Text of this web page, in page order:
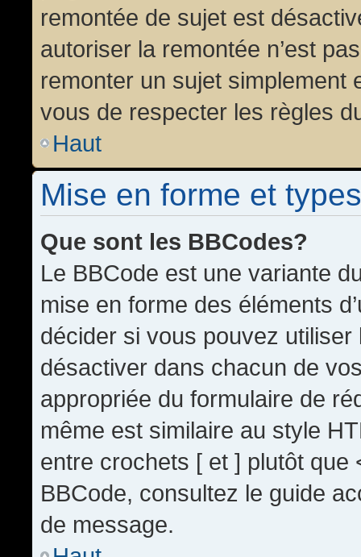
remontée de sujet est
autoriser la remontée n’est
remonter un sujet simplement
vous de respecter les règles
Haut
Mise en forme et
Que sont les BBCodes?
Le BBCode est une variante
mise en forme des éléments
décider si vous pouvez
désactiver dans chacun de
appropriée du formulaire de
même est similaire au style
entre crochets [ et ] plutôt que
BBCode, consultez le guide
de message.